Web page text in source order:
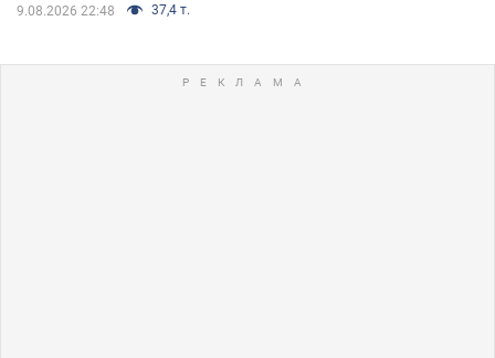
9.08.2026 22:48 37,4 т.